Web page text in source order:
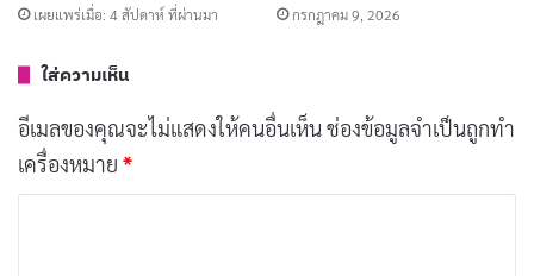
[รีวิว-เรื่องย่อ] MEBIUS DUST (2026) อนิเมะเด็ก
[รีวิว-เรื่องย่อ] My Stepmother & Stepsisters
เผยแพร่เมื่อ: 4 สัปดาห์ ที่ผ่านมา กรกฎาคม 9, 2026
ใส่ความเห็น
อีเมลของคุณจะไม่แสดงให้คนอื่นเห็นช่องข้อมูลจำเป็นถูกทำ
เครื่องหมาย *